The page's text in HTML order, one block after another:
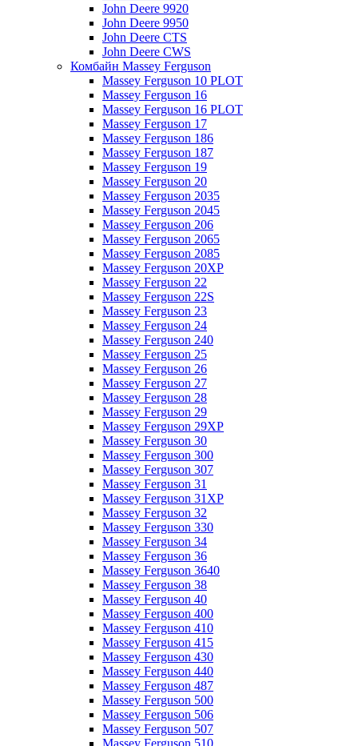
John Deere 9920
John Deere 9950
John Deere CTS
John Deere CWS
Комбайн Massey Ferguson
Massey Ferguson 10 PLOT
Massey Ferguson 16
Massey Ferguson 16 PLOT
Massey Ferguson 17
Massey Ferguson 186
Massey Ferguson 187
Massey Ferguson 19
Massey Ferguson 20
Massey Ferguson 2035
Massey Ferguson 2045
Massey Ferguson 206
Massey Ferguson 2065
Massey Ferguson 2085
Massey Ferguson 20XP
Massey Ferguson 22
Massey Ferguson 22S
Massey Ferguson 23
Massey Ferguson 24
Massey Ferguson 240
Massey Ferguson 25
Massey Ferguson 26
Massey Ferguson 27
Massey Ferguson 28
Massey Ferguson 29
Massey Ferguson 29XP
Massey Ferguson 30
Massey Ferguson 300
Massey Ferguson 307
Massey Ferguson 31
Massey Ferguson 31XP
Massey Ferguson 32
Massey Ferguson 330
Massey Ferguson 34
Massey Ferguson 36
Massey Ferguson 3640
Massey Ferguson 38
Massey Ferguson 40
Massey Ferguson 400
Massey Ferguson 410
Massey Ferguson 415
Massey Ferguson 430
Massey Ferguson 440
Massey Ferguson 487
Massey Ferguson 500
Massey Ferguson 506
Massey Ferguson 507
Massey Ferguson 510